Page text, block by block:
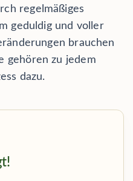
regelmäßiges
geduldig und voller
brauchen
gehören zu jedem
dazu.